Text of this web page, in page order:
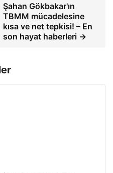
Şahan Gökbakar'ın
TBMM mücadelesine
kısa ve net tepkisi! – En
son hayat haberleri →